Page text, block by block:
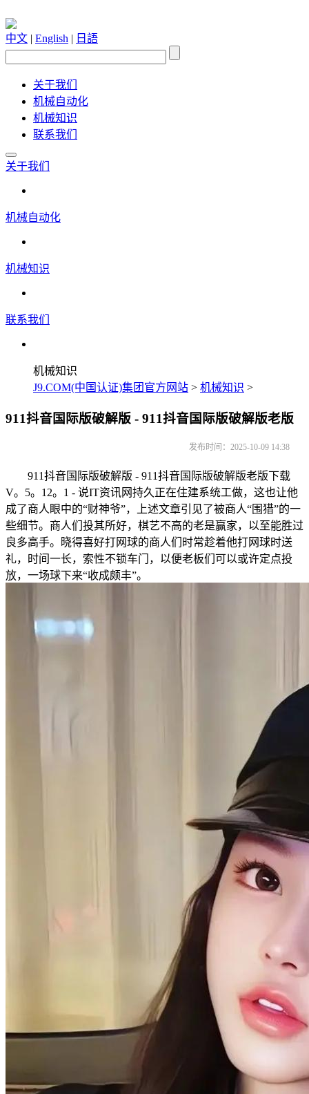
中文 | English | 日語
关于我们
机械自动化
机械知识
联系我们
关于我们
机械自动化
机械知识
联系我们
机械知识
J9.COM(中国认证)集团官方网站 > 机械知识 >
911抖音国际版破解版 - 911抖音国际版破解版老版
发布时间：2025-10-09 14:38
911抖音国际版破解版 - 911抖音国际版破解版老版下载
V。5。12。1 - 说IT资讯网持久正在住建系统工做，这也让他
成了商人眼中的“财神爷”，上述文章引见了被商人“围猎”的一
些细节。商人们投其所好，棋艺不高的老是赢家，以至能胜过
良多高手。晓得喜好打网球的商人们时常趁着他打网球时送
礼，时间一长，索性不锁车门，以便老板们可以或许定点投
放，一场球下来“收成颇丰”。